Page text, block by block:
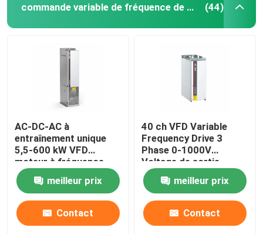
commande variable de fréquence de vfd (44)
AC-DC-AC à
entraînement unique
5,5-600 kW VFD
moteur à fréquence
variable pour le levage
meilleur prix
Contact
40 ch VFD Variable
Frequency Drive 3
Phase 0-1000V
Voltage de sortie
meilleur prix
Contact